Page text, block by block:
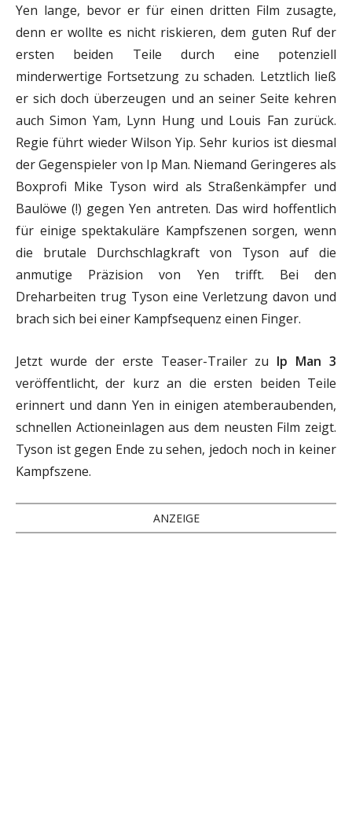
Yen lange, bevor er für einen dritten Film zusagte,
denn er wollte es nicht riskieren, dem guten Ruf der
ersten beiden Teile durch eine potenziell
minderwertige Fortsetzung zu schaden. Letztlich ließ
er sich doch überzeugen und an seiner Seite kehren
auch Simon Yam, Lynn Hung und Louis Fan zurück.
Regie führt wieder Wilson Yip. Sehr kurios ist diesmal
der Gegenspieler von Ip Man. Niemand Geringeres als
Boxprofi Mike Tyson wird als Straßenkämpfer und
Baulöwe (!) gegen Yen antreten. Das wird hoffentlich
für einige spektakuläre Kampfszenen sorgen, wenn
die brutale Durchschlagkraft von Tyson auf die
anmutige Präzision von Yen trifft. Bei den
Dreharbeiten trug Tyson eine Verletzung davon und
brach sich bei einer Kampfsequenz einen Finger.
Jetzt wurde der erste Teaser-Trailer zu Ip Man 3
veröffentlicht, der kurz an die ersten beiden Teile
erinnert und dann Yen in einigen atemberaubenden,
schnellen Actioneinlagen aus dem neusten Film zeigt.
Tyson ist gegen Ende zu sehen, jedoch noch in keiner
Kampfszene.
ANZEIGE